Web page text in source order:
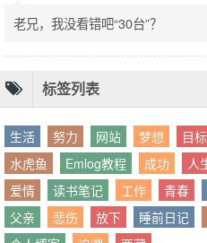
以为差距是钱、是资源、是运气，
只问我想做什么。而我们，花了太
别人眼中的应该。这句话不是安慰
你的人生，不需要复刻任何人的轨
wys
老兄，我没看错吧“30台”？
标签列表
生活 努力 网站 梦想 目标
水虎鱼
Emlog教程 成功 人